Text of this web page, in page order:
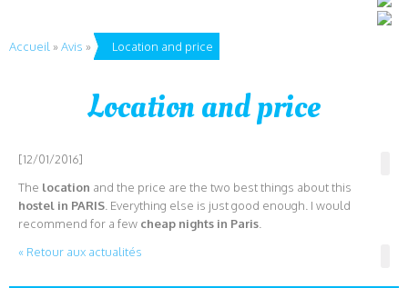
Accueil »Avis » Location and price
Location and price
[12/01/2016]
The location and the price are the two best things about this
hostel in PARIS. Everything else is just good enough. I would
recommend for a few cheap nights in Paris.
« Retour aux actualités